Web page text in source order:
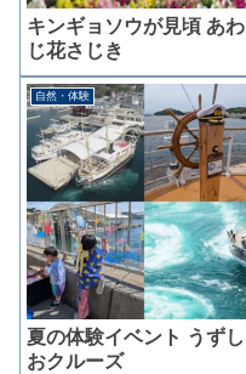
キンギョソウが見頃 あわ
じ花さじき
自然・体験
夏の体験イベント うずし
おクルーズ